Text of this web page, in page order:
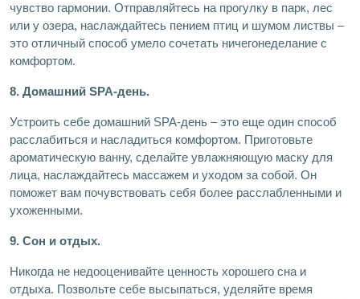
чувство гармонии. Отправляйтесь на прогулку в парк, лес
или у озера, наслаждайтесь пением птиц и шумом листвы –
это отличный способ умело сочетать ничегонеделание с
комфортом.
8. Домашний SPA-день.
Устроить себе домашний SPA-день – это еще один способ
расслабиться и насладиться комфортом. Приготовьте
ароматическую ванну, сделайте увлажняющую маску для
лица, наслаждайтесь массажем и уходом за собой. Он
поможет вам почувствовать себя более расслабленными и
ухоженными.
9. Сон и отдых.
Никогда не недооценивайте ценность хорошего сна и
отдыха. Позвольте себе высыпаться, уделяйте время